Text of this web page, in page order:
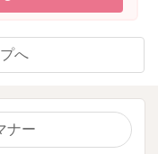
担当スタッフやこの
へ相談された内容を
ありません。ぜひ専
プへ
ナー